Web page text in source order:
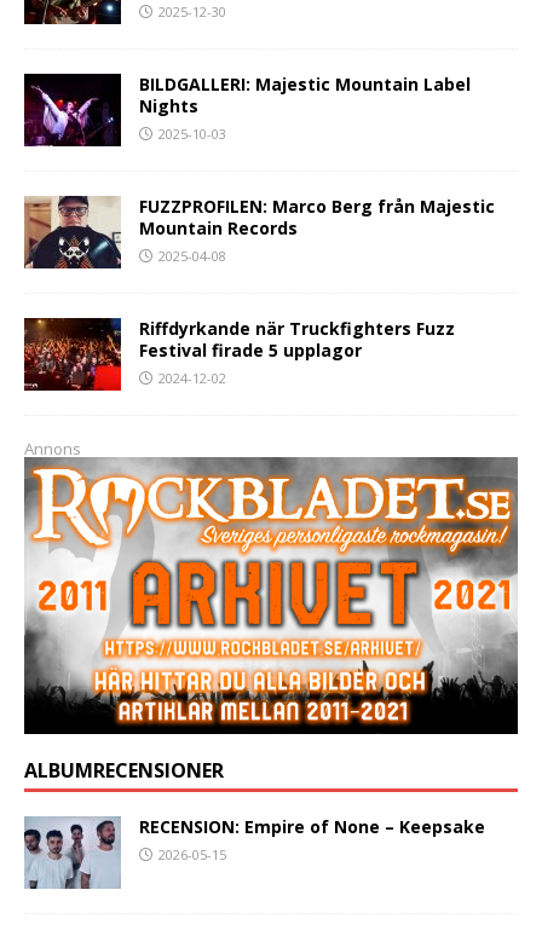
2025-12-30
BILDGALLERI: Majestic Mountain Label
Nights
2025-10-03
FUZZPROFILEN: Marco Berg från Majestic
Mountain Records
2025-04-08
Riffdyrkande när Truckfighters Fuzz
Festival firade 5 upplagor
2024-12-02
Annons
ALBUMRECENSIONER
RECENSION: Empire of None – Keepsake
2026-05-15